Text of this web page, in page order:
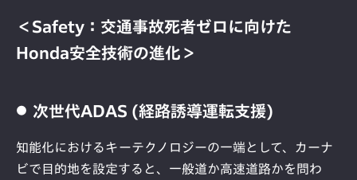
＜Safety：交通事故死者ゼロに向けた
Honda安全技術の進化＞
次世代ADAS (経路誘導運転支援)
知能化におけるキーテクノロジーの一端として、カーナ
ビで目的地を設定すると、一般道か高速道路かを問わ